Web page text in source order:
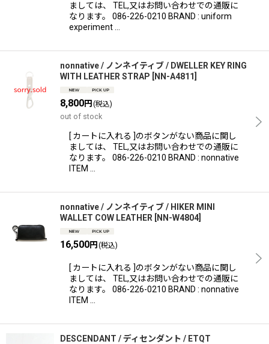
ましては、 TEL,又はお問い合わせでの通販に
なります。 086-226-0210 BRAND : uniform
experiment …
nonnative / ノンネイティブ / DWELLER KEY RING
WITH LEATHER STRAP
NN-A4811
8,800円 (税込)
out of stock
[ カートに入れる ]のボタンがない商品に関し
ましては、 TEL,又はお問い合わせでの通販に
なります。 086-226-0210 BRAND : nonnative
ITEM …
nonnative / ノンネイティブ / HIKER MINI
WALLET COW LEATHER
NN-W4804
16,500円 (税込)
[ カートに入れる ]のボタンがない商品に関し
ましては、 TEL,又はお問い合わせでの通販に
なります。 086-226-0210 BRAND : nonnative
ITEM …
DESCENDANT / ディセンダント / ETQT